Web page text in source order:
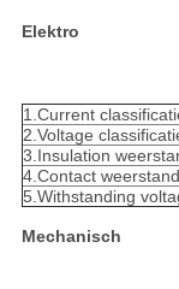
Elektro
1.Current
2.Voltage
3.Insulation
4.Contact weerstand
5.Withstanding
Mechanisch